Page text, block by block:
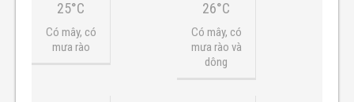
25°C
Có mây, có
mưa rào
26°C
Có mây, có
mưa rào và
dông